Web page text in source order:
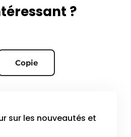
?
Copie
sur les nouveautés et